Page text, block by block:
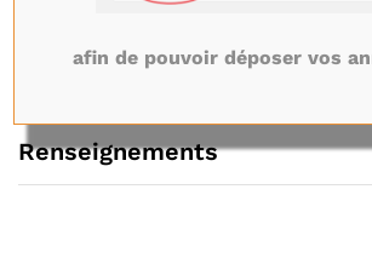
Politiques du magasin
Renseignements
afin de pouvoir déposer vos